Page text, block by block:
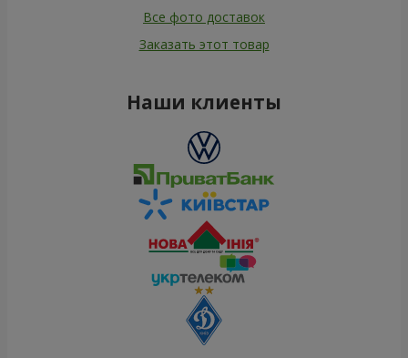
Все фото доставок
Заказать этот товар
Наши клиенты